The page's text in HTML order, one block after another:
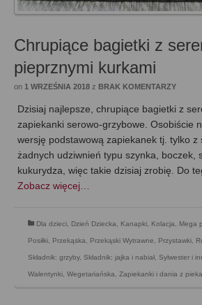
Chrupiące bagietki z
pieprznymi kurkami
on 1 WRZEŚNIA 2018 z BRAK KOMENTARZY
Dzisiaj najlepsze, chrupiące bagietki z
zapiekanki serowo-grzybowe. Osobiście
wersję podstawową zapiekanek tj. tylko
żadnych udziwnień typu szynka, boczek,
kukurydza, więc takie dzisiaj zrobię. Do
Zobacz więcej…
Dla dzieci, Dzień Dziecka, Kanapki, Kolacja, Mega
Posiłki, Przekąska, Przekąski Wytrawne, Przystawki,
Składnik: grzyby, Składnik: jajka i nabiał, Sylwester i
Walentynki, Wegetariańska, Zapiekanki i dania z